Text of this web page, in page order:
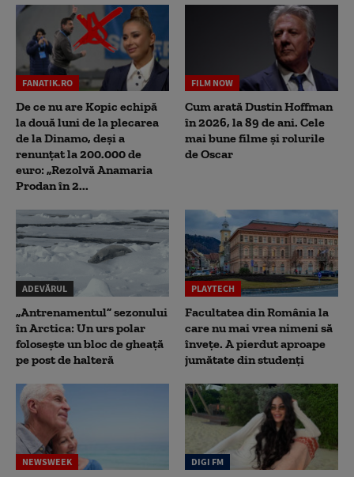
FANATIK.RO
De ce nu are Kopic echipă
la două luni de la plecarea
de la Dinamo, deși a
renunțat la 200.000 de
euro: „Rezolvă Anamaria
Prodan în 2...
FILM NOW
Cum arată Dustin Hoffman
în 2026, la 89 de ani. Cele
mai bune filme și rolurile
de Oscar
ADEVĂRUL
„Antrenamentul” sezonului
în Arctica: Un urs polar
folosește un bloc de gheață
pe post de halteră
PLAYTECH
Facultatea din România la
care nu mai vrea nimeni să
înveţe. A pierdut aproape
jumătate din studenţi
NEWSWEEK DIGI FM